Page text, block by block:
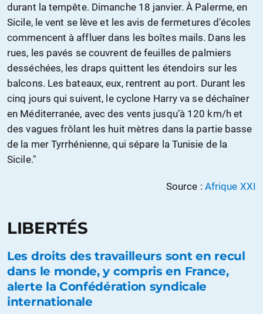
durant la tempête. Dimanche 18 janvier. À Palerme, en
Sicile, le vent se lève et les avis de fermetures d’écoles
commencent à affluer dans les boîtes mails. Dans les
rues, les pavés se couvrent de feuilles de palmiers
desséchées, les draps quittent les étendoirs sur les
balcons. Les bateaux, eux, rentrent au port. Durant les
cinq jours qui suivent, le cyclone Harry va se déchaîner
en Méditerranée, avec des vents jusqu’à 120 km/h et
des vagues frôlant les huit mètres dans la partie basse
de la mer Tyrrhénienne, qui sépare la Tunisie de la
Sicile."
Source : Afrique XXI
LIBERTÉS
Les droits des travailleurs sont en recul
dans le monde, y compris en France,
alerte la Confédération syndicale
internationale